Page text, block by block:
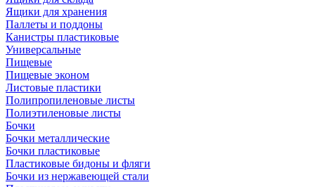
Ящики для хранения
Паллеты и поддоны
Канистры пластиковые
Универсальные
Пищевые
Пищевые эконом
Листовые пластики
Полипропиленовые листы
Полиэтиленовые листы
Бочки
Бочки металлические
Бочки пластиковые
Пластиковые бидоны и фляги
Бочки из нержавеющей стали